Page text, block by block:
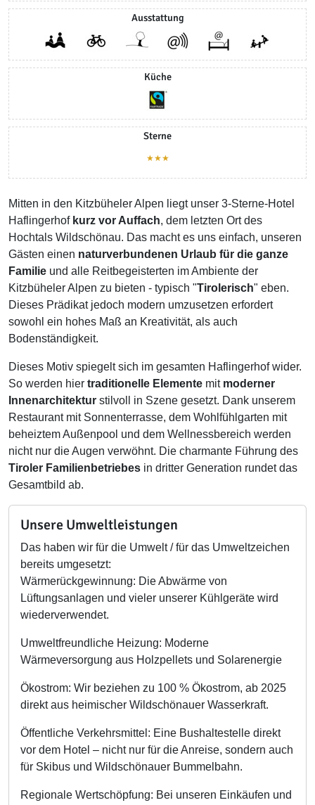
Ausstattung
Küche
Sterne
★★★
Mitten in den Kitzbüheler Alpen liegt unser 3-Sterne-Hotel
Haflingerhof kurz vor Auffach, dem letzten Ort des
Hochtals Wildschönau. Das macht es uns einfach, unseren
Gästen einen naturverbundenen Urlaub für die ganze
Familie und alle Reitbegeisterten im Ambiente der
Kitzbüheler Alpen zu bieten - typisch "Tirolerisch" eben.
Dieses Prädikat jedoch modern umzusetzen erfordert
sowohl ein hohes Maß an Kreativität, als auch
Bodenständigkeit.
Dieses Motiv spiegelt sich im gesamten Haflingerhof wider.
So werden hier traditionelle Elemente mit moderner
Innenarchitektur stilvoll in Szene gesetzt. Dank unserem
Restaurant mit Sonnenterrasse, dem Wohlfühlgarten mit
beheiztem Außenpool und dem Wellnessbereich werden
nicht nur die Augen verwöhnt. Die charmante Führung des
Tiroler Familienbetriebes in dritter Generation rundet das
Gesamtbild ab.
Unsere Umweltleistungen
Das haben wir für die Umwelt / für das Umweltzeichen
bereits umgesetzt:
Wärmerückgewinnung: Die Abwärme von
Lüftungsanlagen und vieler unserer Kühlgeräte wird
wiederverwendet.
Umweltfreundliche Heizung: Moderne
Wärmeversorgung aus Holzpellets und Solarenergie
Ökostrom: Wir beziehen zu 100 % Ökostrom, ab 2025
direkt aus heimischer Wildschönauer Wasserkraft.
Öffentliche Verkehrsmittel: Eine Bushaltestelle direkt
vor dem Hotel – nicht nur für die Anreise, sondern auch
für Skibus und Wildschönauer Bummelbahn.
Regionale Wertschöpfung: Bei unseren Einkäufen und